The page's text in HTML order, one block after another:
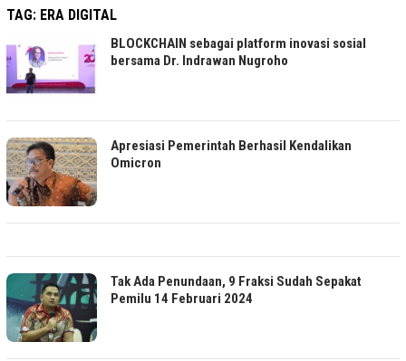
TAG: ERA DIGITAL
BLOCKCHAIN sebagai platform inovasi sosial
bersama Dr. Indrawan Nugroho
Apresiasi Pemerintah Berhasil Kendalikan
Omicron
Tak Ada Penundaan, 9 Fraksi Sudah Sepakat
Pemilu 14 Februari 2024